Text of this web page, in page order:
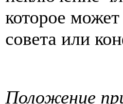
которое
совета или
Положение